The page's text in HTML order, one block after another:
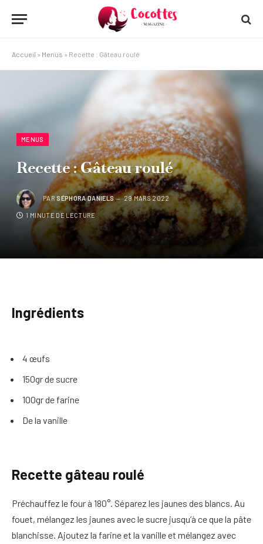
Accueil » Menus » Recette : Gâteau roulé
MENUS
Recette : Gâteau roulé
PAR SÉPHORA DANIELS 29 MARS 2022
1 MINUTE DE LECTURE
Ingrédients
4 œufs
150gr de sucre
100gr de farine
De la vanille
Recette gâteau roulé
Préchauffez le four à 180°. Séparez les jaunes des blancs. Au
fouet, mélangez les jaunes avec le sucre jusqu’à ce que la pâte
blanchisse. Ajoutez la farine et la vanille et mélangez avec